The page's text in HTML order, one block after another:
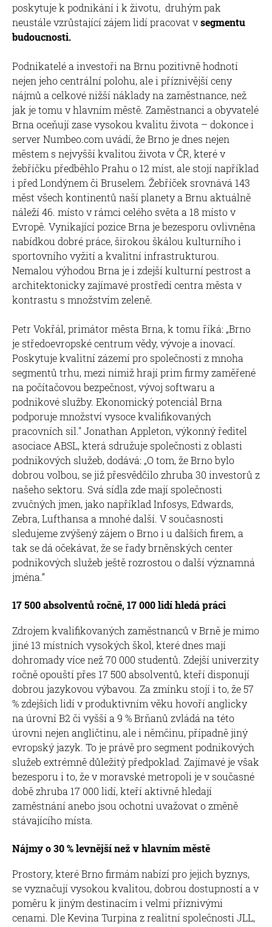
poskytuje k podnikání i k životu, druhým pak
neustále vzrůstající zájem lidí pracovat vsegmentu
budoucnosti.
Podnikatelé a investoři na Brnu pozitivně hodnotí
nejen jeho centrální polohu, ale i příznivější ceny
nájmů a celkové nižší náklady na zaměstnance, než
jak je tomu v hlavním městě. Zaměstnanci a obyvatelé
Brna oceňují zase vysokou kvalitu života – dokonce i
server Numbeo.com uvádí, že Brno je dnes nejen
městem s nejvyšší kvalitou života v ČR, které v
žebříčku předběhlo Prahu o 12 míst, ale stojí například
i před Londýnem či Bruselem. Žebříček srovnává 143
měst všech kontinentů naší planety a Brnu aktuálně
náleží 46. místo v rámci celého světa a 18 místo v
Evropě. Vynikající pozice Brna je bezesporu ovlivněna
nabídkou dobré práce, širokou škálou kulturního i
sportovního vyžití a kvalitní infrastrukturou.
Nemalou výhodou Brna je i zdejší kulturní pestrost a
architektonicky zajímavé prostředí centra města v
kontrastu s množstvím zeleně.
Petr Vokřál, primátor města Brna, k tomu říká: „Brno
je středoevropské centrum vědy, vývoje a inovací.
Poskytuje kvalitní zázemí pro společnosti z mnoha
segmentů trhu, mezi nimiž hrají prim firmy zaměřené
na počítačovou bezpečnost, vývoj softwaru a
podnikové služby. Ekonomický potenciál Brna
podporuje množství vysoce kvalifikovaných
pracovních sil." Jonathan Appleton, výkonný ředitel
asociace ABSL, která sdružuje společnosti z oblasti
podnikových služeb, dodává: „O tom, že Brno bylo
dobrou volbou, se již přesvědčilo zhruba 30 investorů z
našeho sektoru. Svá sídla zde mají společnosti
zvučných jmen, jako například Infosys, Edwards,
Zebra, Lufthansa a mnohé další. V současnosti
sledujeme zvýšený zájem o Brno i u dalších firem, a
tak se dá očekávat, že se řady brněnských center
podnikových služeb ještě rozrostou o další významná
jména.“
17 500 absolventů ročně, 17 000 lidí hledá práci
Zdrojem kvalifikovaných zaměstnanců v Brně je mimo
jiné 13 místních vysokých škol, které dnes mají
dohromady více než 70 000 studentů. Zdejší univerzity
ročně opouští přes 17 500 absolventů, kteří disponují
dobrou jazykovou výbavou. Za zmínku stojí i to, že 57
% zdejších lidí v produktivním věku hovoří anglicky
na úrovní B2 či vyšší a 9 % Brňanů zvládá na této
úrovni nejen angličtinu, ale i němčinu, případně jiný
evropský jazyk. To je právě pro segment podnikových
služeb extrémně důležitý předpoklad. Zajímavé je však
bezesporu i to, že v moravské metropoli je v současné
době zhruba 17 000 lidí, kteří aktivně hledají
zaměstnání anebo jsou ochotni uvažovat o změně
stávajícího místa.
Nájmy o 30 % levnější než v hlavním městě
Prostory, které Brno firmám nabízí pro jejich byznys,
se vyznačují vysokou kvalitou, dobrou dostupností a v
poměru k jiným destinacím i velmi příznivými
cenami. Dle Kevina Turpina z realitní společnosti JLL,